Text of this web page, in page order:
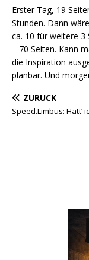
Erster Tag, 19
Stunden. Dann
ca. 10 für weitere 3
– 70 Seiten. Kann
die Inspiration
planbar. Und
ZURÜCK
Speed.Limbus: Hätt‘